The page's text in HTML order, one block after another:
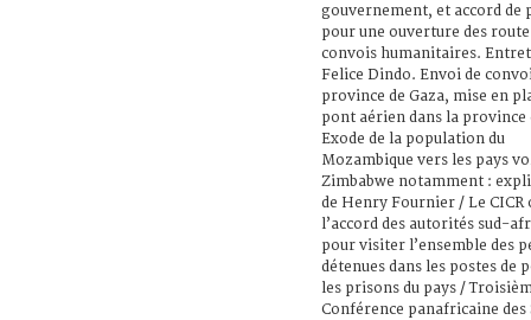
gouvernement, et accord de
pour une ouverture des
convois humanitaires.
Felice Dindo. Envoi de
province de Gaza, mise en
pont aérien dans la province
Exode de la population du
Mozambique vers les pays
Zimbabwe notamment :
de Henry Fournier / Le CICR
l’accord des autorités sud-
pour visiter l’ensemble des
détenues dans les postes de
les prisons du pays /
Conférence panafricaine des